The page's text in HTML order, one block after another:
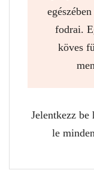
fodrai.
köves
Jelentkezz be
le